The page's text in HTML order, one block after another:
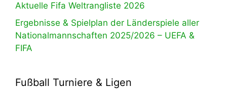
Aktuelle Fifa Weltrangliste 2026
Ergebnisse & Spielplan der Länderspiele aller
Nationalmannschaften 2025/2026 – UEFA &
FIFA
Fußball Turniere & Ligen